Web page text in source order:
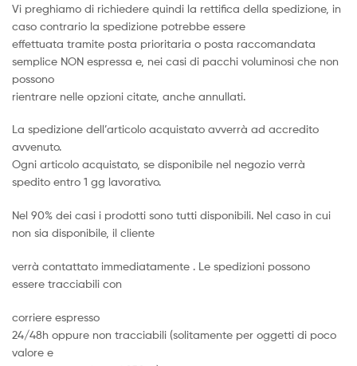
Vi preghiamo di richiedere quindi la rettifica della spedizione, in
caso contrario la spedizione potrebbe essere
effettuata tramite posta prioritaria o posta raccomandata
semplice NON espressa e, nei casi di pacchi voluminosi che non
possono
rientrare nelle opzioni citate, anche annullati.
La spedizione dell’articolo acquistato avverrà ad accredito
avvenuto.
Ogni articolo acquistato, se disponibile nel negozio verrà
spedito entro 1 gg lavorativo.
Nel 90% dei casi i prodotti sono tutti disponibili. Nel caso in cui
non sia disponibile, il cliente
verrà contattato immediatamente . Le spedizioni possono
essere tracciabili con
corriere espresso
24/48h oppure non tracciabili (solitamente per oggetti di poco
valore e